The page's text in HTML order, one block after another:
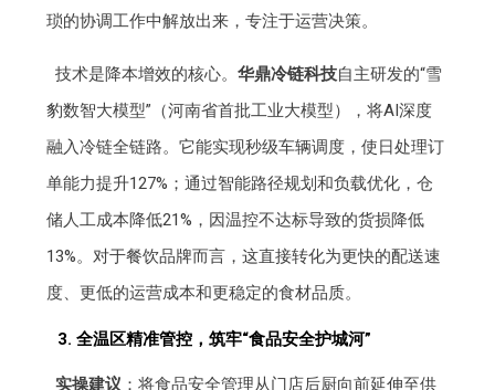
琐的协调工作中解放出来，专注于运营决策。
技术是降本增效的核心。 华鼎冷链科技自主研发的“雪
豹数智大模型”（河南省首批工业大模型），将AI深度
融入冷链全链路。它能实现秒级车辆调度，使日处理订
单能力提升127%；通过智能路径规划和负载优化，仓
储人工成本降低21%，因温控不达标导致的货损降低
13%。对于餐饮品牌而言，这直接转化为更快的配送速
度、更低的运营成本和更稳定的食材品质。
3. 全温区精准管控，筑牢“食品安全护城河”
实操建议 ：将食品安全管理从门店后厨向前延伸至供